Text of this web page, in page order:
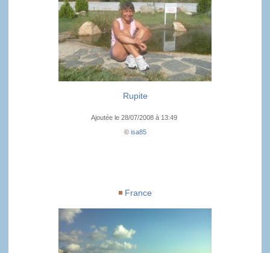
Rupite
Ajoutée le 28/07/2008 à 13:49
© isa85
France